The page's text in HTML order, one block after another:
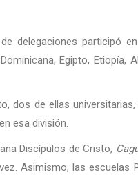
delegaciones participó
Egipto, Etiopía,
dos de ellas universitarias,
esa división.
Discípulos de Cristo,
Asimismo, las escuelas